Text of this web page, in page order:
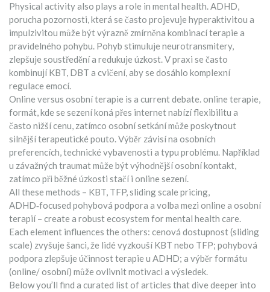
Physical activity also plays a role in mental health.ADHD,
porucha pozornosti, která se často projevuje hyperaktivitou a
impulzivitou může být výrazně zmírněna kombinací terapie a
pravidelného pohybu. Pohyb stimuluje neurotransmitery,
zlepšuje soustředění a redukuje úzkost. V praxi se často
kombinují KBT, DBT a cvičení, aby se dosáhlo komplexní
regulace emocí.
Online versus osobní terapie is a current debate.online terapie,
formát, kde se sezení koná přes internetnabízí flexibilitu a
často nižší cenu, zatímco osobní setkání může poskytnout
silnější terapeutické pouto. Výběr závisí na osobních
preferencích, technické vybavenosti a typu problému. Například
u závažných traumat může být výhodnější osobní kontakt,
zatímco při běžné úzkosti stačí i online sezení.
All these methods – KBT, TFP, sliding scale pricing,
ADHD‑focused pohybová podpora a volba mezi online a osobní
terapií – create a robust ecosystem for mental health care.
Each element influences the others: cenová dostupnost (sliding
scale) zvyšuje šanci, že lidé vyzkouší KBT nebo TFP; pohybová
podpora zlepšuje účinnost terapie u ADHD; a výběr formátu
(online/ osobní) může ovlivnit motivaci a výsledek.
Below you’ll find a curated list of articles that dive deeper into